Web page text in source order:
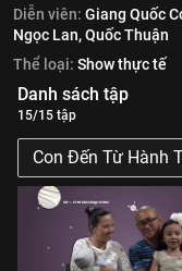
Diễn viên: Giang Quốc
Ngọc Lan,Quốc Thuận
Thể loại: Show thực tế
Danh sách tập
15/15 tập
Con Đến Từ Hành